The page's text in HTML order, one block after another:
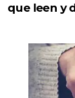
que leen y